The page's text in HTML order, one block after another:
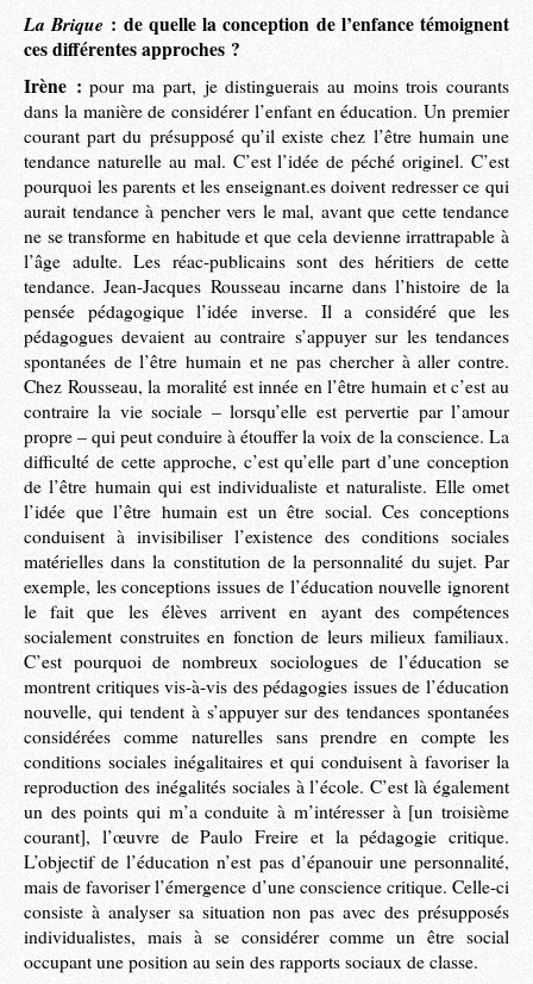
La Brique : de quelle la conception de l’enfance témoignent
ces différentes approches ?
Irène : pour ma part, je distinguerais au moins trois courants
dans la manière de considérer l’enfant en éducation. Un premier
courant part du présupposé qu’il existe chez l’être humain une
tendance naturelle au mal. C’est l’idée de péché originel. C’est
pourquoi les parents et les enseignant.es doivent redresser ce qui
aurait tendance à pencher vers le mal, avant que cette tendance
ne se transforme en habitude et que cela devienne irrattrapable à
l’âge adulte. Les réac-publicains sont des héritiers de cette
tendance. Jean-Jacques Rousseau incarne dans l’histoire de la
pensée pédagogique l’idée inverse. Il a considéré que les
pédagogues devaient au contraire s’appuyer sur les tendances
spontanées de l’être humain et ne pas chercher à aller contre.
Chez Rousseau, la moralité est innée en l’être humain et c’est au
contraire la vie sociale – lorsqu’elle est pervertie par l’amour
propre – qui peut conduire à étouffer la voix de la conscience. La
difficulté de cette approche, c’est qu’elle part d’une conception
de l’être humain qui est individualiste et naturaliste. Elle omet
l’idée que l’être humain est un être social. Ces conceptions
conduisent à invisibiliser l’existence des conditions sociales
matérielles dans la constitution de la personnalité du sujet. Par
exemple, les conceptions issues de l’éducation nouvelle ignorent
le fait que les élèves arrivent en ayant des compétences
socialement construites en fonction de leurs milieux familiaux.
C’est pourquoi de nombreux sociologues de l’éducation se
montrent critiques vis-à-vis des pédagogies issues de l’éducation
nouvelle, qui tendent à s’appuyer sur des tendances spontanées
considérées comme naturelles sans prendre en compte les
conditions sociales inégalitaires et qui conduisent à favoriser la
reproduction des inégalités sociales à l’école. C’est là également
un des points qui m’a conduite à m’intéresser à [un troisième
courant], l’œuvre de Paulo Freire et la pédagogie critique.
L’objectif de l’éducation n’est pas d’épanouir une personnalité,
mais de favoriser l’émergence d’une conscience critique. Celle-ci
consiste à analyser sa situation non pas avec des présupposés
individualistes, mais à se considérer comme un être social
occupant une position au sein des rapports sociaux de classe.